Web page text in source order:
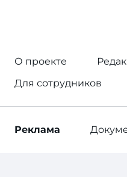
О проекте
Для сотрудников
Реклама